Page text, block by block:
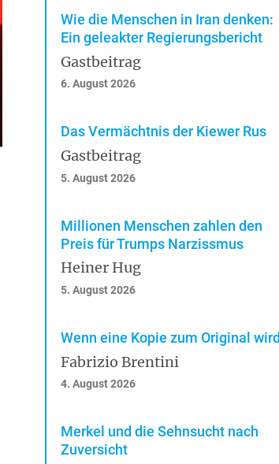
Wie die Menschen in Iran denken:
Ein geleakter Regierungsbericht
Gastbeitrag
6. August 2026
Das Vermächtnis der Kiewer Rus
Gastbeitrag
5. August 2026
Millionen Menschen zahlen den
Preis für Trumps Narzissmus
Heiner Hug
5. August 2026
Wenn eine Kopie zum Original wird
Fabrizio Brentini
4. August 2026
Merkel und die Sehnsucht nach
Zuversicht